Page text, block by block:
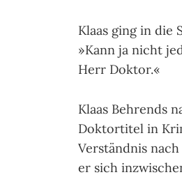
Klaas ging in die
»Kann ja nicht
Herr Doktor.«
Klaas Behrends
Doktortitel in
Verständnis
er sich